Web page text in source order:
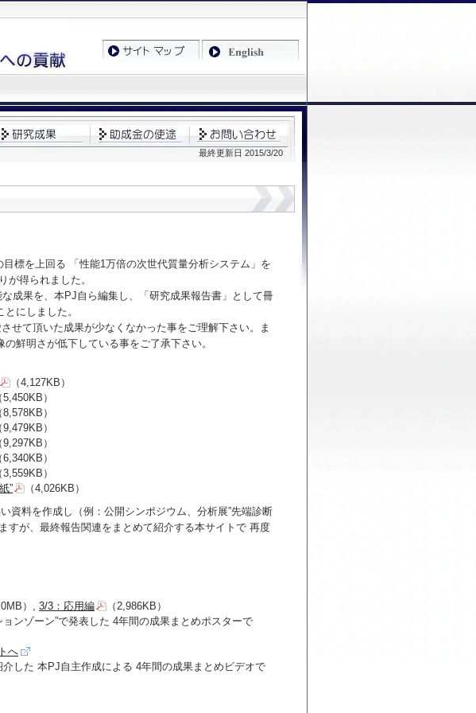
最終更新日 2015/3/20
標を上回る 「性能1万倍の次世代質量分析システム」を
が得られました。
成果を、本PJ自ら編集し、「研究成果報告書」として冊
にしました。
せて頂いた成果が少なくなかった事をご理解下さい。ま
鮮明さが低下している事をご了承下さい。
（4,127KB）
5,450KB）
8,578KB）
9,479KB）
9,297KB）
6,340KB）
3,559KB）
”
（4,026KB）
料を作成し（例：公開シンポジウム、分析展”先端診断
すが、最終報告関連をまとめて紹介する本サイトで 再度
）, 3/3：応用編
（2,986KB）
ンゾーン”で発表した 4年間の成果まとめポスターで
へ
介した 本PJ自主作成による 4年間の成果まとめビデオで